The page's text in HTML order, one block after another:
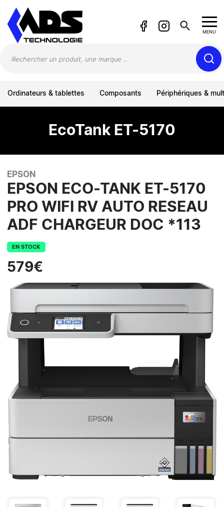
search MENU
Ordinateurs & tablettes Composants Périphériques &
EcoTank ET-5170
EPSON
EPSON ECO-TANK ET-5170
PRO WIFI RV AUTO RESEAU
ADF CHARGEUR DOC *113
EN STOCK
579€